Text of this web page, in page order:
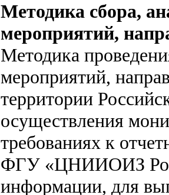
Методика сбора,
мероприятий,
Методика
мероприятий,
территории
осуществления
требованиях к
ФГУ «ЦНИИОИЗ
информации, для